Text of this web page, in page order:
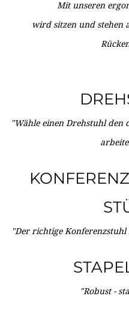
Mit unseren
wird sitzen und stehen
"Wähle einen Drehstuhl
"Der richtige
"Robust -